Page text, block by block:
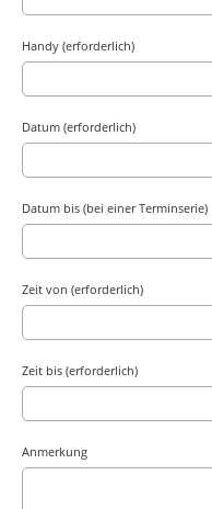
Handy (erforderlich)
Datum (erforderlich)
Datum bis (bei einer Terminserie)
Zeit von (erforderlich)
Zeit bis (erforderlich)
Anmerkung